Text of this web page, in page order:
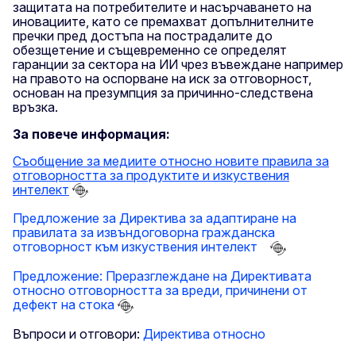
защитата на потребителите и насърчаването на
иновациите, като се премахват допълнителните
пречки пред достъпа на пострадалите до
обезщетение и същевременно се определят
гаранции за сектора на ИИ чрез въвеждане например
на правото на оспорване на иск за отговорност,
основан на презумпция за причинно-следствена
връзка.
За повече информация:
Съобщение за медиите относно новите правила за
отговорността за продуктите и изкуствения
интелект
Предложение за Директива за адаптиране на
правилата за извъндоговорна гражданска
отговорност към изкуствения интелект
Предложение: Преразглеждане на Директивата
относно отговорността за вреди, причинени от
дефект на стока
Въпроси и отговори: Директива относно